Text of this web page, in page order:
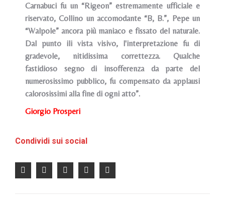
Carnabuci fu un “Rigeon” estremamente ufficiale e
riservato, Collino un accomodante “B, B.”, Pepe un
“Walpole” ancora più maniaco e fissato del naturale.
Dal punto ili vista visivo, l'interpretazione fu di
gradevole, nitidissima correttezza. Qualche
fastidioso segno di insofferenza da parte del
numerosissimo pubblico, fu compensato da applausi
calorosissimi alla fine di ogni atto”.
Giorgio Prosperi
Condividi sui social